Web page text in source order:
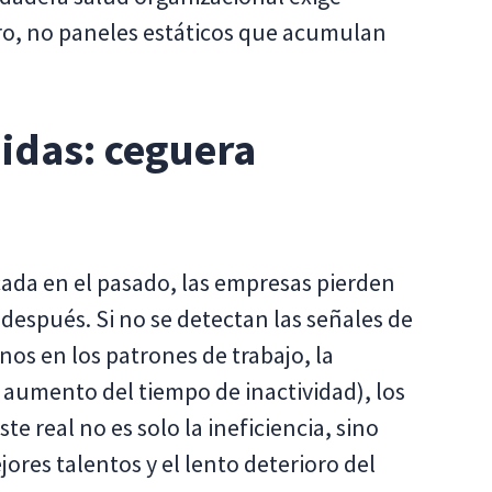
no paneles estáticos que acumulan
ceguera
en el pasado, las empresas pierden
Si no se detectan las señales de
en los patrones de trabajo, la
del tiempo de inactividad), los
real no es solo la ineficiencia, sino
talentos y el lento deterioro del